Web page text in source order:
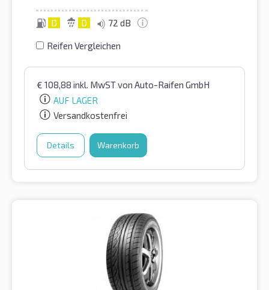
D D 72 dB
Reifen Vergleichen
€ 108,88 inkl. MwSTvon Auto-Raifen GmbH
AUF LAGER
Versandkostenfrei
Details Warenkorb